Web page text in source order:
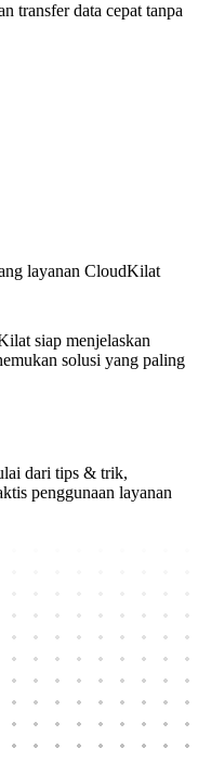
transfer data cepat tanpa
layanan CloudKilat
siap menjelaskan
solusi yang paling
dari tips & trik,
penggunaan layanan